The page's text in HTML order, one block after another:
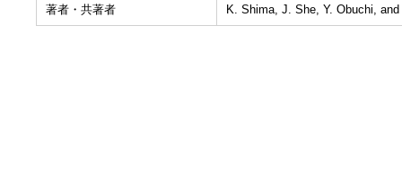
著者・共著者 K. Shima, J. She, Y. Obuchi,